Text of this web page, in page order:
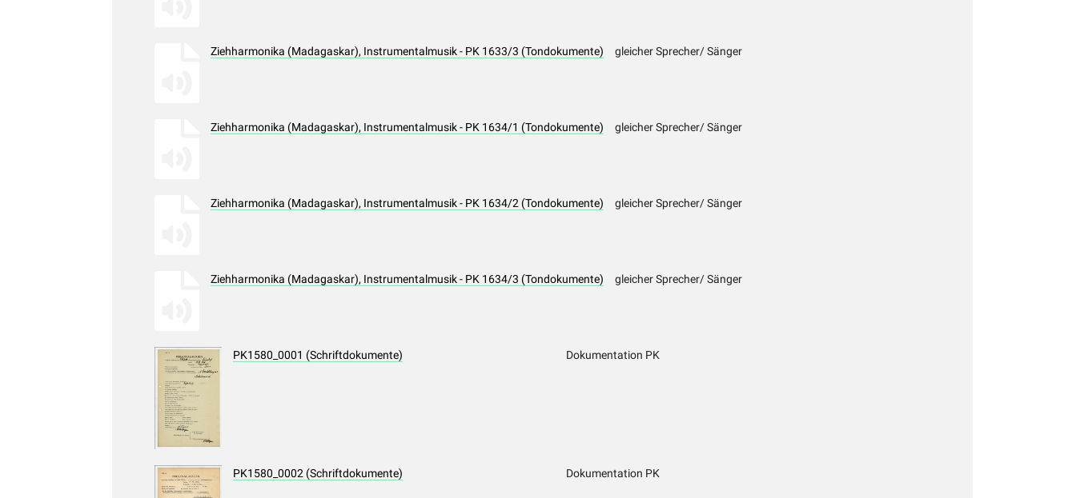
Ziehharmonika (Madagaskar), Instrumentalmusik - PK 1633/3 (Tondokumente) gleicher Sprecher/ Sänger
Ziehharmonika (Madagaskar), Instrumentalmusik - PK 1634/1 (Tondokumente) gleicher Sprecher/ Sänger
Ziehharmonika (Madagaskar), Instrumentalmusik - PK 1634/2 (Tondokumente) gleicher Sprecher/ Sänger
Ziehharmonika (Madagaskar), Instrumentalmusik - PK 1634/3 (Tondokumente) gleicher Sprecher/ Sänger
PK1580_0001 (Schriftdokumente) Dokumentation PK
PK1580_0002 (Schriftdokumente) Dokumentation PK